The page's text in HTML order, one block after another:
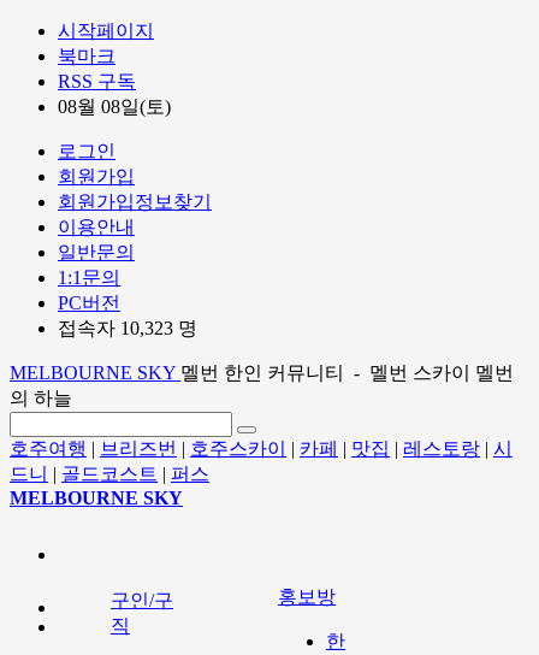
시작페이지
북마크
RSS 구독
08월 08일(토)
로그인
회원가입
회원가입정보찾기
이용안내
일반문의
1:1문의
PC버전
접속자 10,323 명
MELBOURNE SKY 멜번 한인 커뮤니티 - 멜번 스카이 멜번
의 하늘
호주여행 | 브리즈번 | 호주스카이 | 카페 | 맛집 | 레스토랑 | 시
드니 | 골드코스트 | 퍼스
MELBOURNE SKY
구인/구
직
홍보방
한